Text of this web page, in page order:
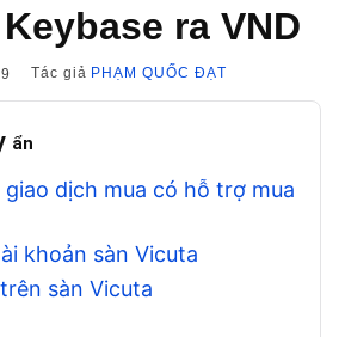
ra VND
Tác giả PHẠM QUỐC ĐẠT
ẩn
giao dịch mua có hỗ trợ mua
khoản sàn Vicuta
sàn Vicuta